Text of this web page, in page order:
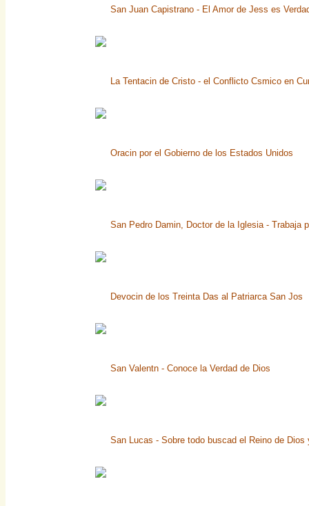
San Juan Capistrano - El Amor de Jess es
La Tentacin de Cristo - el Conflicto Csmico en
Oracin por el Gobierno de los Estados Unidos
San Pedro Damin, Doctor de la Iglesia - Trabaja
Devocin de los Treinta Das al Patriarca San Jos
San Valentn - Conoce la Verdad de Dios
San Lucas - Sobre todo buscad el Reino de